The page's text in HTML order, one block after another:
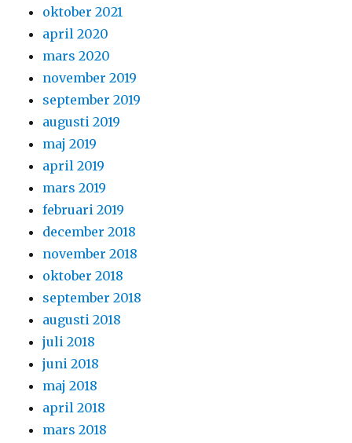
oktober 2021
april 2020
mars 2020
november 2019
september 2019
augusti 2019
maj 2019
april 2019
mars 2019
februari 2019
december 2018
november 2018
oktober 2018
september 2018
augusti 2018
juli 2018
juni 2018
maj 2018
april 2018
mars 2018